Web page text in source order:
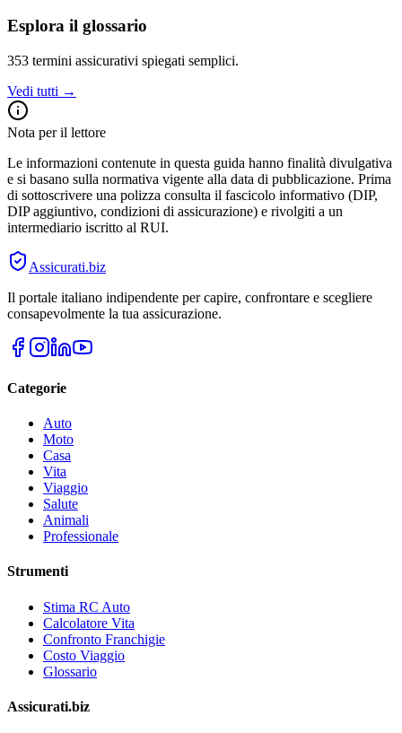
Esplora il glossario
353 termini assicurativi spiegati semplici.
Vedi tutti →
Nota per il lettore
Le informazioni contenute in questa guida hanno finalità divulgativa
e si basano sulla normativa vigente alla data di pubblicazione. Prima
di sottoscrivere una polizza consulta il fascicolo informativo (DIP,
DIP aggiuntivo, condizioni di assicurazione) e rivolgiti a un
intermediario iscritto al RUI.
Assicurati.biz
Il portale italiano indipendente per capire, confrontare e scegliere
consapevolmente la tua assicurazione.
Categorie
Auto
Moto
Casa
Vita
Viaggio
Salute
Animali
Professionale
Strumenti
Stima RC Auto
Calcolatore Vita
Confronto Franchigie
Costo Viaggio
Glossario
Assicurati.biz